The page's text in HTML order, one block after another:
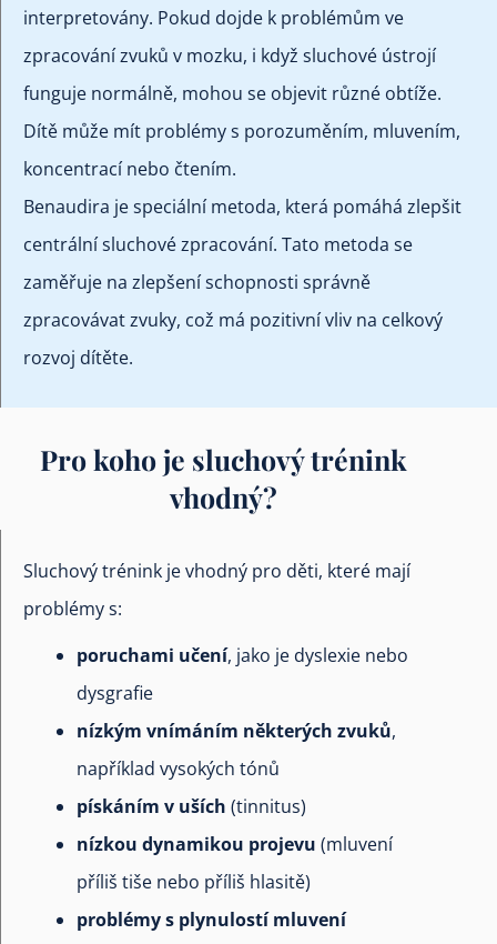
interpretovány. Pokud dojde k problémům ve
zpracování zvuků v mozku, i když sluchové ústrojí
funguje normálně, mohou se objevit různé obtíže.
Dítě může mít problémy s porozuměním, mluvením,
koncentrací nebo čtením.
Benaudira je speciální metoda, která pomáhá zlepšit
centrální sluchové zpracování. Tato metoda se
zaměřuje na zlepšení schopnosti správně
zpracovávat zvuky, což má pozitivní vliv na celkový
rozvoj dítěte.
Pro koho je sluchový trénink
vhodný?
Sluchový trénink je vhodný pro děti, které mají
problémy s:
poruchami učení, jako je dyslexie nebo
dysgrafie
nízkým vnímáním některých zvuků,
například vysokých tónů
pískáním v uších (tinnitus)
nízkou dynamikou projevu (mluvení
příliš tiše nebo příliš hlasitě)
problémy s plynulostí mluvení